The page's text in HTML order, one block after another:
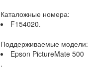
Каталожные номера:
F154020.
Поддерживаемые модели:
Epson PictureMate 500
.